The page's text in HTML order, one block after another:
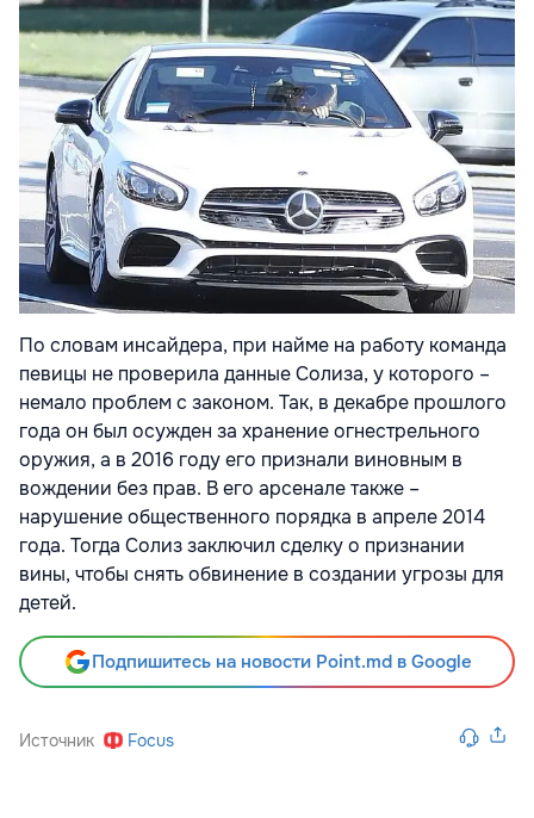
По словам инсайдера, при найме на работу команда
певицы не проверила данные Солиза, у которого –
немало проблем с законом. Так, в декабре прошлого
года он был осужден за хранение огнестрельного
оружия, а в 2016 году его признали виновным в
вождении без прав. В его арсенале также –
нарушение общественного порядка в апреле 2014
года. Тогда Солиз заключил сделку о признании
вины, чтобы снять обвинение в создании угрозы для
детей.
Подпишитесь на новости Point.md в Google
Источник Focus